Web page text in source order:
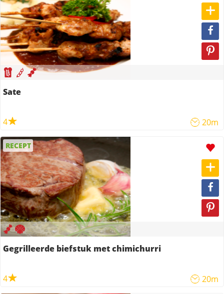
Sate
4 20m
RECEPT
Gegrilleerde biefstuk met chimichurri
4 20m